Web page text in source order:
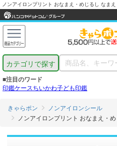
カテゴリで探す
■注目のワード
印鑑ケースちいかわ子ども印鑑
きゃらポン
ノンアイロンシール
ノンアイロンプリント おなまえ・